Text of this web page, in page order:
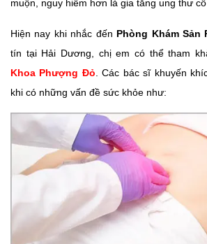
muộn, nguy hiểm hơn là gia tăng ung thư cổ
Hiện nay khi nhắc đến Phòng Khám Sản
tín tại Hải Dương, chị em có thể tham
Khoa Phượng Đỏ . Các bác sĩ khuyến
khi có những vấn đề sức khỏe như: